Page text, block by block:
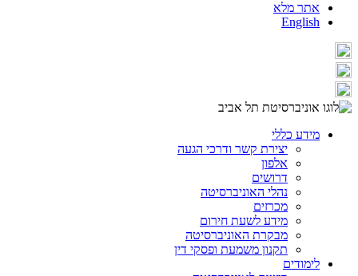
אתר מלא
English
מידע כללי
יצירת קשר ודרכי הגעה
אלפון
דרושים
נהלי האוניברסיטה
מכרזים
מידע לשעת חירום
מבקרת האוניברסיטה
תקנון משמעת ופסקי דין
לימודים